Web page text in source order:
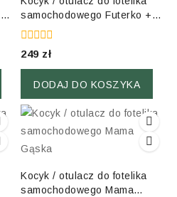
samochodowego Futerko +
muślin szaro beżowy
0
of
249 zł
DODAJ DO KOSZYKA
Kocyk / otulacz do fotelika
samochodowego Mama